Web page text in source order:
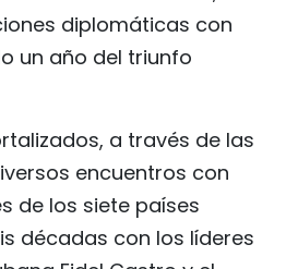
diplomáticas con
un año del triunfo
a través de las
encuentros con
de los siete países
décadas con los líderes